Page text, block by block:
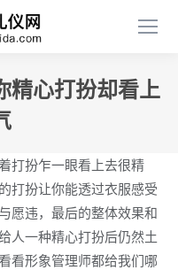
精心打扮却看上
打扮乍一眼看上去很精
打扮让你能透过衣服感受
愿违，最后的整体效果和
人一种精心打扮后仍然土
看形象管理师都给我们哪